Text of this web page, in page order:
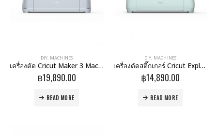
DIY MACHINES
เครื่องตัด Cricut Maker 3 Machine
฿19,890.00
READ MORE
DIY MACHINES
เครื่องตัดสติ๊กเกอร์ Cricut Explore 3 Machine
฿14,890.00
READ MORE